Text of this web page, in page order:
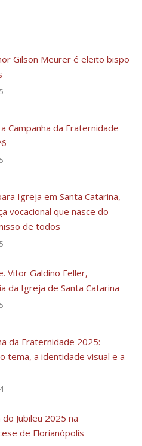
Gilson Meurer é eleito bispo
Campanha da Fraternidade
Igreja em Santa Catarina,
vocacional que nasce do
de todos
Vitor Galdino Feller,
da Igreja de Santa Catarina
da Fraternidade 2025:
tema, a identidade visual e a
Jubileu 2025 na
de Florianópolis